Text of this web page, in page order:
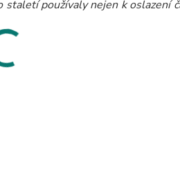
staletí používaly nejen k